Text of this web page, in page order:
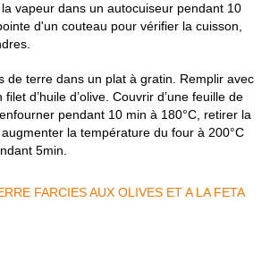
vapeur dans un autocuiseur pendant 10
d'un couteau pour vérifier la cuisson,
de terre dans un plat à gratin. Remplir avec
d’huile d’olive.
Couvrir d’une feuille de
pendant 10 min à 180°C, retirer la
la température du four à 200°C
5min.